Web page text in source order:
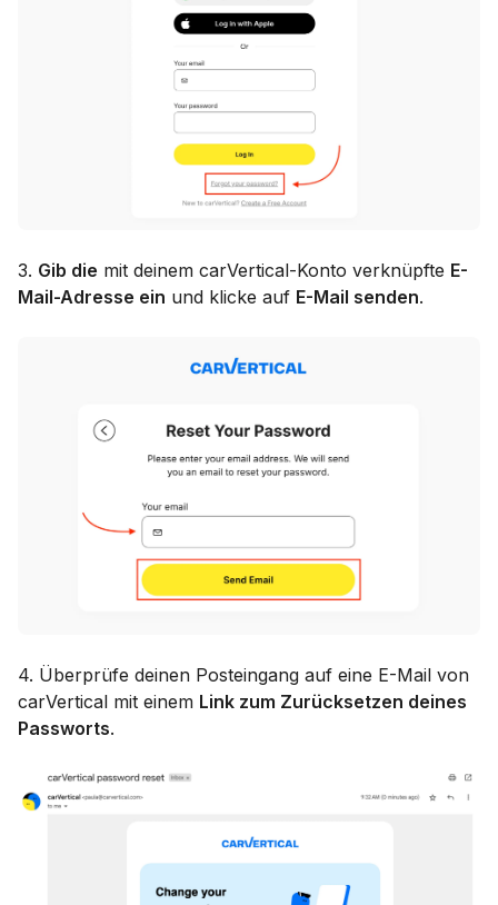
3. Gib die mit deinem carVertical-Konto verknüpfte E-
Mail-Adresse ein und klicke auf E-Mail senden.
4. Überprüfe deinen Posteingang auf eine E-Mail von
carVertical mit einem Link zum Zurücksetzen deines
Passworts.